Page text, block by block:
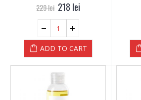
out of 5
229lei 218 lei
ADD TO CART